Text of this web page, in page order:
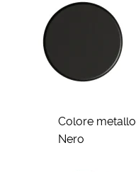
Colore metallo
Nero